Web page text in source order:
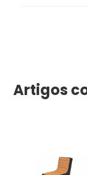
Artigos